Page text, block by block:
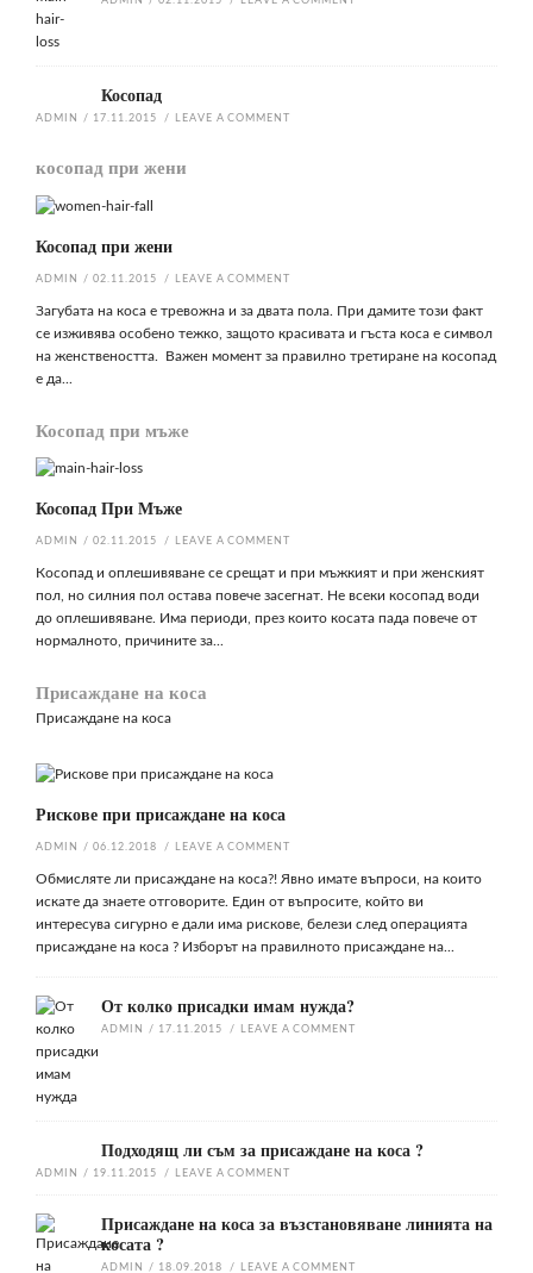
Косопад
ADMIN / 17.11.2015 / LEAVE A COMMENT
косопад при жени
Косопад при жени
ADMIN / 02.11.2015 / LEAVE A COMMENT
Загубата на коса е тревожна и за двата пола. При дамите този факт
се изживява особено тежко, защото красивата и гъста коса е символ
на женствеността. Важен момент за правилно третиране на косопад
е да...
Косопад при мъже
Косопад При Мъже
ADMIN / 02.11.2015 / LEAVE A COMMENT
Косопад и оплешивяване се срещат и при мъжкият и при женският
пол, но силния пол остава повече засегнат. Не всеки косопад води
до оплешивяване. Има периоди, през които косата пада повече от
нормалното, причините за...
Присаждане на коса
Присаждане на коса
Рискове при присаждане на коса
ADMIN / 06.12.2018 / LEAVE A COMMENT
Обмисляте ли присаждане на коса?! Явно имате въпроси, на които
искате да знаете отговорите. Един от въпросите, който ви
интересува сигурно е дали има рискове, белези след операцията
присаждане на коса ? Изборът на правилното присаждане на...
От колко присадки имам нужда?
ADMIN / 17.11.2015 / LEAVE A COMMENT
Подходящ ли съм за присаждане на коса ?
ADMIN / 19.11.2015 / LEAVE A COMMENT
Присаждане на коса за възстановяване линията на
косата ?
ADMIN / 18.09.2018 / LEAVE A COMMENT